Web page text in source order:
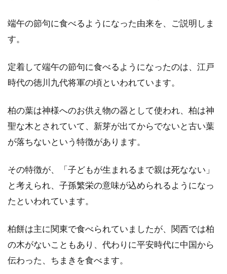
味噌鍋おすすめレシピ！野菜の栄養
寒い日は温かいものが食べたくなります。そん
な時は鍋などいかがでしょうか。1人鍋もいい
ヨーグルトのホエーは低カロリー＆
ヨーグルトの上のほうに、分離した水分が溜ま
の...
電子レンジでプリンが5分で作れ
る！そのレシピをご紹介！
端午の節句に食べるようになった由来を、ご説明しま
す。
定着して端午の節句に食べるようになったのは、江戸
時代の徳川九代将軍の頃といわれています。
柏の葉は神様へのお供え物の器として使われ、柏は神
聖な木とされていて、新芽が出てからでないと古い葉
が落ちないという特徴があります。
その特徴が、「子どもが生まれるまで親は死なない」
と考えられ、子孫繁栄の意味が込められるようになっ
たといわれています。
柏餅は主に関東で食べられていましたが、関西では柏
の木がないこともあり、代わりに平安時代に中国から
伝わった、ちまきを食べます。